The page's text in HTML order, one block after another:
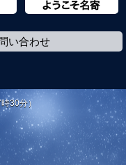
い合わせ
30分）